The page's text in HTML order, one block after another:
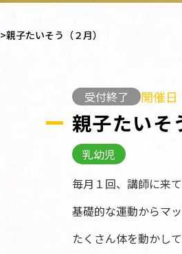
>親子たいそう（２月）
受付終了 開催
親子たいそ
乳幼児
毎月１回、講師に来
基礎的な運動からマ
たくさん体を動かし